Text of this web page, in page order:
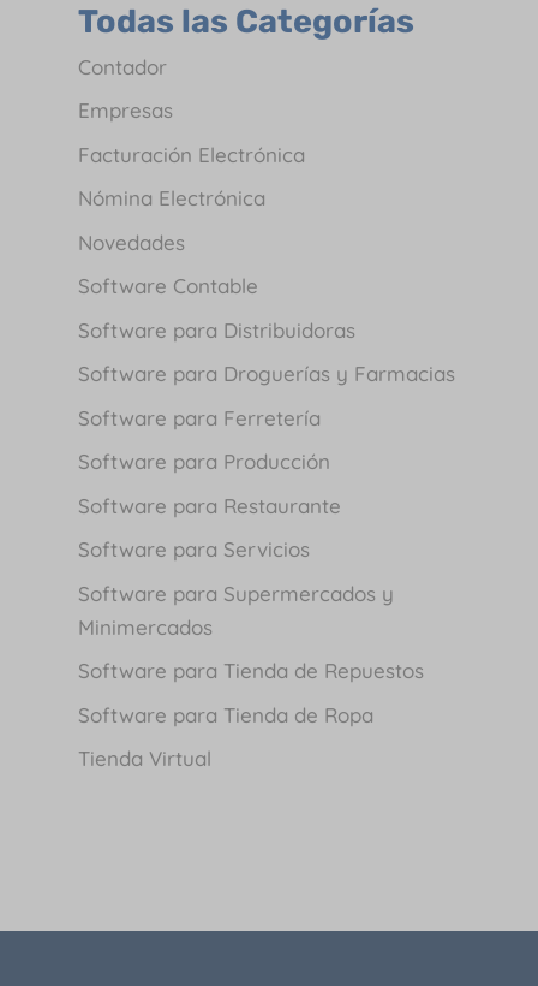
Todas las Categorías
Contador
Empresas
Facturación Electrónica
Nómina Electrónica
Novedades
Software Contable
Software para Distribuidoras
Software para Droguerías y Farmacias
Software para Ferretería
Software para Producción
Software para Restaurante
Software para Servicios
Software para Supermercados y
Minimercados
Software para Tienda de Repuestos
Software para Tienda de Ropa
Tienda Virtual